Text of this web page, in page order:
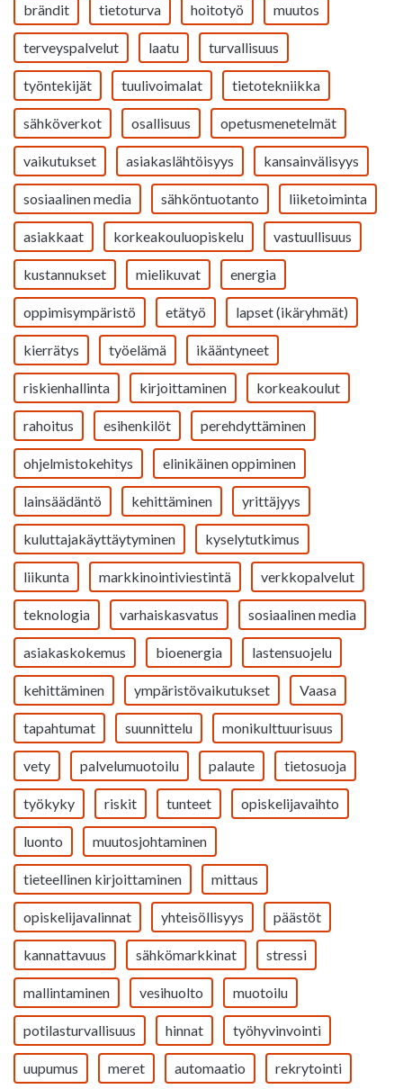
brändit tietoturva hoitotyö muutos
terveyspalvelut laatu turvallisuus
työntekijät tuulivoimalat tietotekniikka
sähköverkot osallisuus opetusmenetelmät
vaikutukset asiakaslähtöisyys kansainvälisyys
sosiaalinen media sähköntuotanto liiketoiminta
asiakkaat korkeakouluopiskelu vastuullisuus
kustannukset mielikuvat energia
oppimisympäristö etätyö lapset (ikäryhmät)
kierrätys työelämä ikääntyneet
riskienhallinta kirjoittaminen korkeakoulut
rahoitus esihenkilöt perehdyttäminen
ohjelmistokehitys elinikäinen oppiminen
lainsäädäntö kehittäminen yrittäjyys
kuluttajakäyttäytyminen kyselytutkimus
liikunta markkinointiviestintä verkkopalvelut
teknologia varhaiskasvatus sosiaalinen media
asiakaskokemus bioenergia lastensuojelu
kehittäminen ympäristövaikutukset Vaasa
tapahtumat suunnittelu monikulttuurisuus
vety palvelumuotoilu palaute tietosuoja
työkyky riskit tunteet opiskelijavaihto
luonto muutosjohtaminen
tieteellinen kirjoittaminen mittaus
opiskelijavalinnat yhteisöllisyys päästöt
kannattavuus sähkömarkkinat stressi
mallintaminen vesihuolto muotoilu
potilasturvallisuus hinnat työhyvinvointi
uupumus meret automaatio rekrytointi